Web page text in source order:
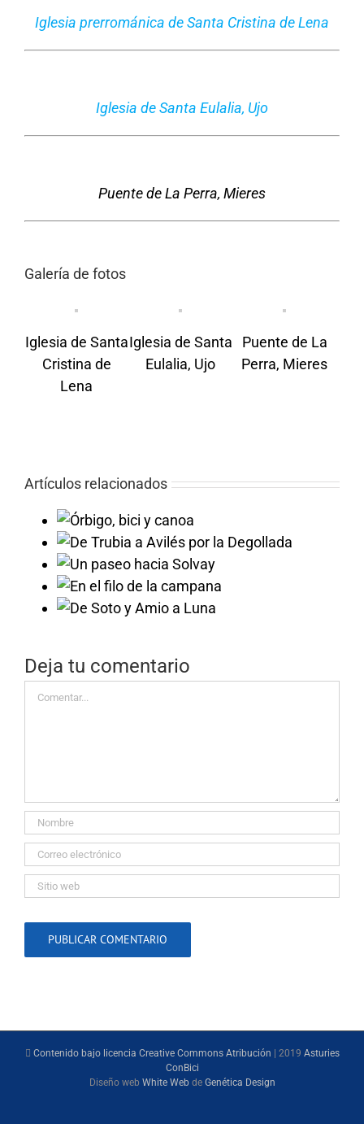
Iglesia prerrománica de Santa Cristina de Lena
Iglesia de Santa Eulalia, Ujo
Puente de La Perra, Mieres
Galería de fotos
Iglesia de Santa
Cristina de
Lena
Iglesia de Santa
Eulalia, Ujo
Puente de La
Perra, Mieres
Artículos relacionados
Deja tu comentario
Comentar
Contenido bajo licencia Creative Commons Atribución | 2019 Asturies
ConBici
Diseño web White Webde Genética Design